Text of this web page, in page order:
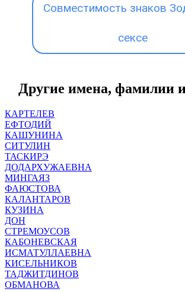
Совместимость знаков
сексе
Другие имена, фамилии
КАРТЕЛЕВ
ЕФТОДИЙ
КАШУНИНА
СИТУЛИН
ТАСКИРЭ
ДОДАРХУЖАЕВНА
МИНГАЯЗ
ФАЮСТОВА
КАЛАНТАРОВ
КУЗИНА
ДОН
СТРЕМОУСОВ
КАБОНЕВСКАЯ
ИСМАТУЛЛАЕВНА
КИСЕЛЬНИКОВ
ТАДЖИТДИНОВ
ОБМАНОВА